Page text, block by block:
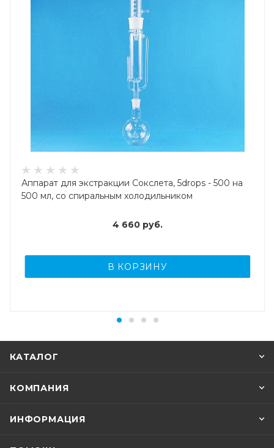
Аппарат для экстракции Сокслета, 5drops - 500 на
500 мл, со спиральным холодильником
4 660руб.
В КОРЗИНУ
КАТАЛОГ
КОМПАНИЯ
ИНФОРМАЦИЯ